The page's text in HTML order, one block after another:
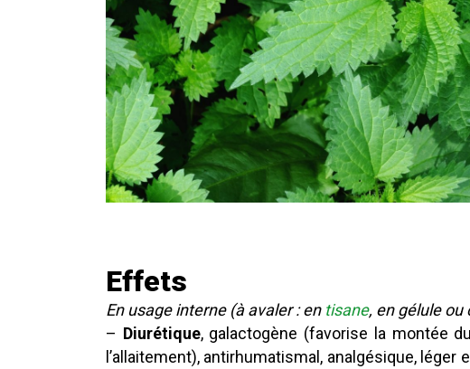
Effets
En usage interne (à avaler : en tisane, en gélule ou
– Diurétique, galactogène (favorise la montée
l’allaitement), antirhumatismal, analgésique,